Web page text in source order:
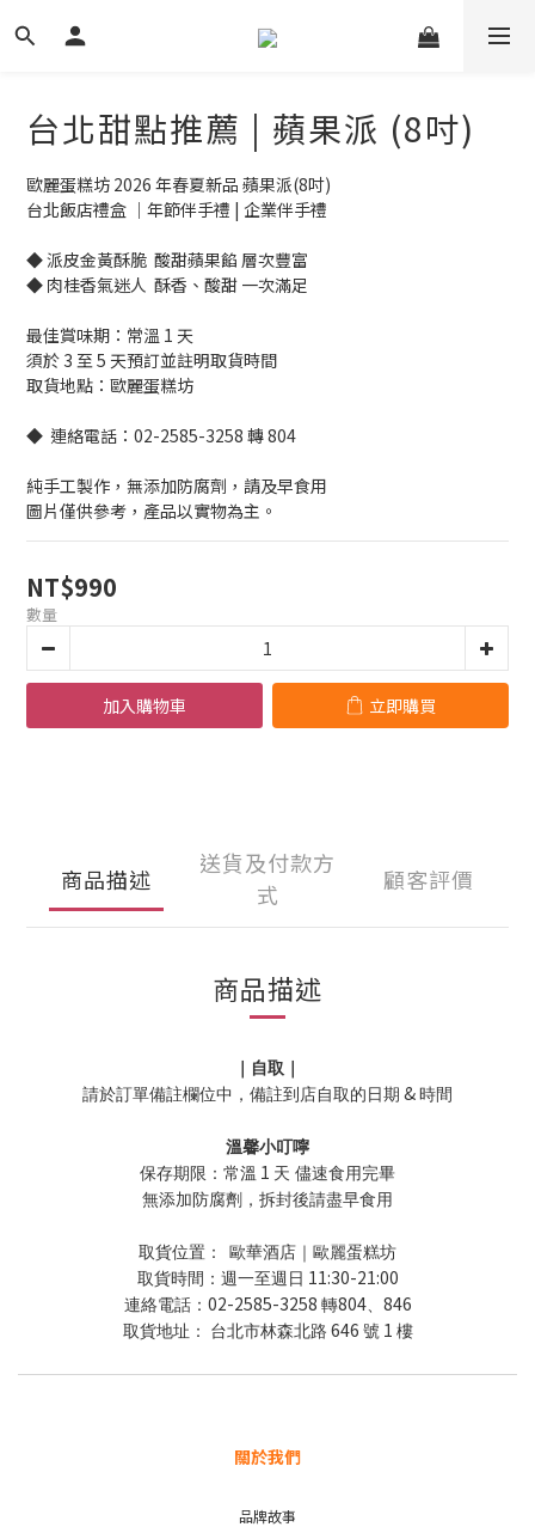
台北甜點推薦 | 蘋果派 (8吋)
歐麗蛋糕坊 2026 年春夏新品 蘋果派(8吋)
台北飯店禮盒 ｜年節伴手禮 | 企業伴手禮
◆ 派皮金黃酥脆  酸甜蘋果餡 層次豐富
◆ 肉桂香氣迷人  酥香、酸甜 一次滿足
最佳賞味期：常溫 1 天
須於 3 至 5 天預訂並註明取貨時間
取貨地點：歐麗蛋糕坊
◆  連絡電話：02-2585-3258 轉 804
純手工製作，無添加防腐劑，請及早食用
圖片僅供參考，產品以實物為主。
NT$990
數量
加入購物車 立即購買
商品描述
送貨及付款方
式
顧客評價
商品描述
｜自取｜
請於訂單備註欄位中，備註到店自取的日期 & 時間
溫馨小叮嚀
保存期限：常溫 1 天 儘速食用完畢
無添加防腐劑，拆封後請盡早食用
取貨位置：
歐華酒店｜歐麗蛋糕坊
取貨時間：週一至週日 11:30-21:00
連絡電話： 02-2585-3258 轉804、 846
取貨地址： 台北市林森北路 646 號 1 樓
關於我們
品牌故事